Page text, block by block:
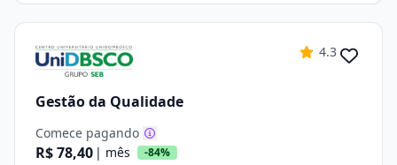
4.3
Gestão da Qualidade
Comece pagando
R$ 78,40 | mês -84%